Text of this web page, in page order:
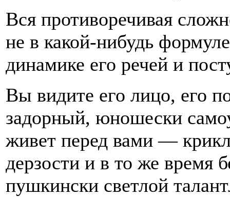
Вся противоречивая
не в какой-нибудь
динамике его речей и
Вы видите его лицо, его
задорный, юношески
живет перед вами —
дерзости и в то же время
пушкински светлой